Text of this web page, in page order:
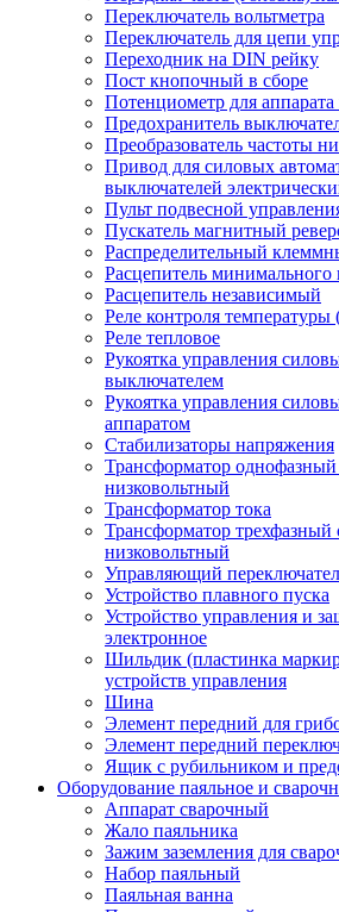
Переключатель вольтметра
Переключатель для цепи
Переходник на DIN рейку
Пост кнопочный в сборе
Потенциометр для
Предохранитель
Преобразователь частоты
Привод для силовых
выключателей
Пульт подвесной
Пускатель магнитный
Распределительный
Расцепитель минимального
Расцепитель независимый
Реле контроля температуры
Реле тепловое
Рукоятка управления
выключателем
Рукоятка управления
аппаратом
Стабилизаторы напряжения
Трансформатор
низковольтный
Трансформатор тока
Трансформатор трехфазный
низковольтный
Управляющий
Устройство плавного пуска
Устройство управления и
электронное
Шильдик (пластинка
устройств управления
Шина
Элемент передний для
Элемент передний
Ящик с рубильником и
Оборудование паяльное и
Аппарат сварочный
Жало паяльника
Зажим заземления для
Набор паяльный
Паяльная ванна